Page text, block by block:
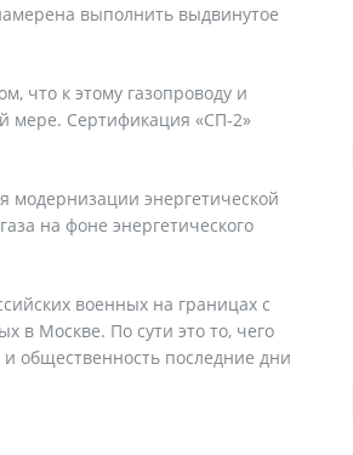
выполнить выдвинутое
что к этому газопроводу и
мере. Сертификация «СП-2»
модернизации энергетической
на фоне энергетического
военных на границах с
в Москве. По сути это то, чего
общественность последние дни